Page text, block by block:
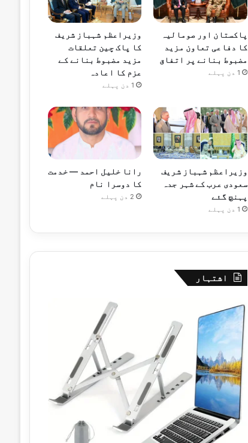
پاکستان اور صومالیہ
کا دفاعی تعاون مزید
مضبوط بنانے پر اتفاق
1 دن پہلے
وزیراعظم شہباز شریف
کا پاک چین تعلقات
مزید مضبوط بنانے کے
عزم کا اعادہ
1 دن پہلے
وزیراعظم شہباز شریف
سعودی عرب کے شہر جدہ
پہنچ گئے
1 دن پہلے
رانا خلیل احمد — خدمت
کا دوسرا نام
2 دن پہلے
اشتہار